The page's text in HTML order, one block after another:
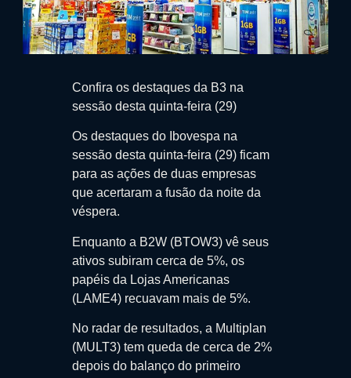
Confira os destaques da B3 na
sessão desta quinta-feira (29)
Os destaques do Ibovespa na
sessão desta quinta-feira (29) ficam
para as ações de duas empresas
que acertaram a fusão da noite da
véspera.
Enquanto a B2W (BTOW3) vê seus
ativos subiram cerca de 5%, os
papéis da Lojas Americanas
(LAME4) recuavam mais de 5%.
No radar de resultados, a Multiplan
(MULT3) tem queda de cerca de 2%
depois do balanço do primeiro